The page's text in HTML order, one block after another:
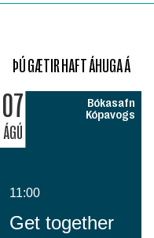
ÞÚ GÆTIR HAFT ÁHUGA Á
07
ÁGÚ
Bókasafn
Kópavogs
11:00
Get together